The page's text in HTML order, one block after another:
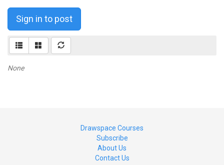
Sign in to post
None
Drawspace Courses
Subscribe
About Us
Contact Us